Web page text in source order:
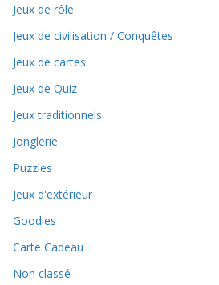
Jeux de rôle
Jeux de civilisation / Conquêtes
Jeux de cartes
Jeux de Quiz
Jeux traditionnels
Jonglerie
Puzzles
Jeux d'extérieur
Goodies
Carte Cadeau
Non classé